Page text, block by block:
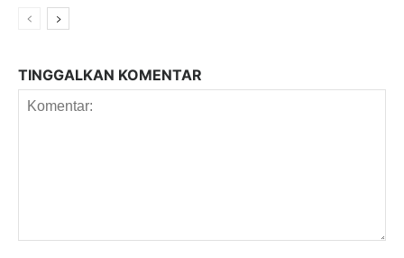
TINGGALKAN KOMENTAR